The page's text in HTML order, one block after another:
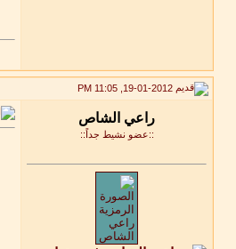
::عضو نشيط جداً::